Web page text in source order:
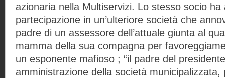
azionaria nella Multiservizi. Lo stesso socio ha
partecipazione in un’ulteriore società che
padre di un assessore dell’attuale giunta al
mamma della sua compagna per
un esponente mafioso ; “il padre del
amministrazione della società